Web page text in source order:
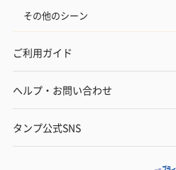
その他のシーン
ご利用ガイド
ヘルプ・お問い合わせ
タンプ公式SNS